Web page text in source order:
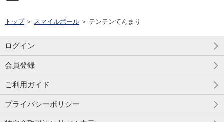
トップ ＞ スマイルボール ＞ テンテンてんまり
ログイン
会員登録
ご利用ガイド
プライバシーポリシー